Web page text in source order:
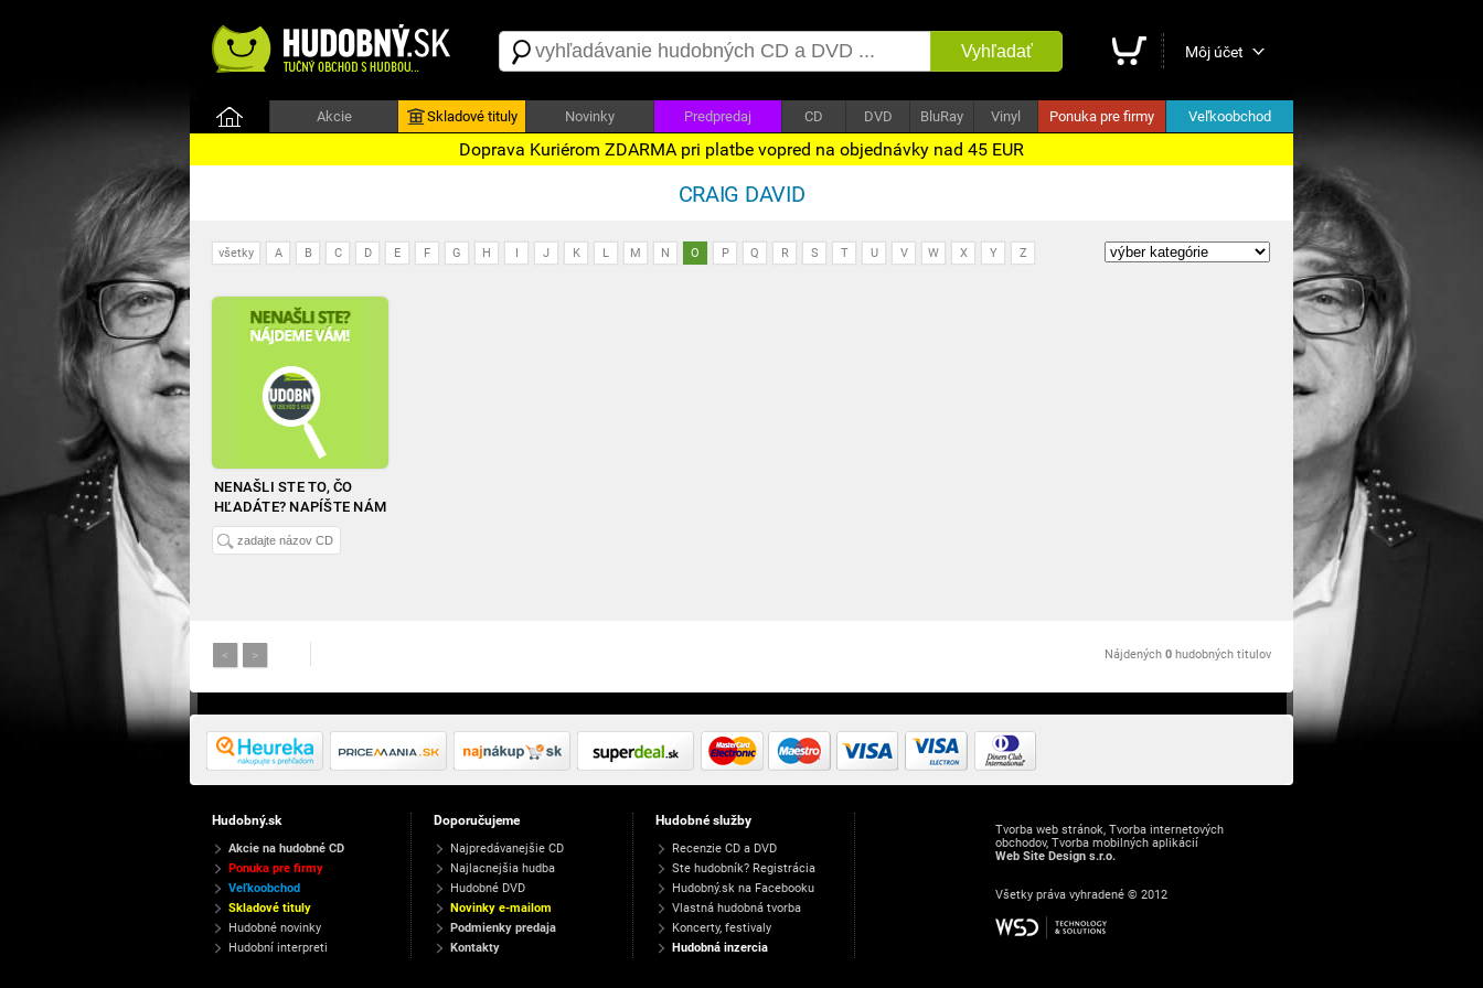
Vyhľadať Môj účet
Akcie Skladové tituly Novinky Predpredaj CD DVD BluRay Vinyl Ponuka pre firmy Veľkoobchod
Doprava Kuriérom ZDARMA pri platbe vopred na objednávky nad 45 EUR
CRAIG DAVID
všetky A B C D E F G H I J K L M N O P Q R S T U V W X Y Z
NENAŠLI STE TO, ČO
HĽADÁTE? NAPÍŠTE NÁM
< > Nájdených 0 hudobných titulov
Hudobný.sk
Akcie na hudobné CD
Ponuka pre firmy
Veľkoobchod
Skladové tituly
Hudobné novinky
Hudobní interpreti
Doporučujeme
Najpredávanejšie CD
Najlacnejšia hudba
Hudobné DVD
Novinky e-mailom
Podmienky predaja
Kontakty
Hudobné služby
Recenzie CD a DVD
Ste hudobník? Registrácia
Hudobný.sk na Facebooku
Vlastná hudobná tvorba
Koncerty, festivaly
Hudobná inzercia
Tvorba web stránok, Tvorba internetových
obchodov, Tvorba mobilných aplikácií
Web Site Design s.r.o.
Všetky práva vyhradené © 2012